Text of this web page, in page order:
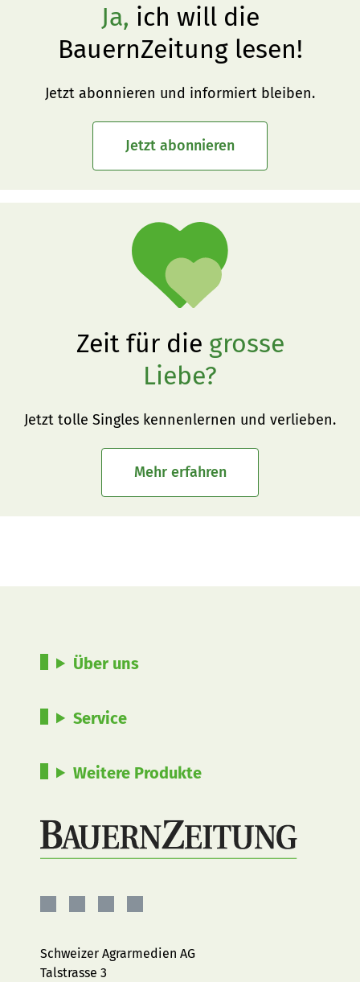
Ja, ich will die
BauernZeitung lesen!
Jetzt abonnieren und informiert bleiben.
Jetzt abonnieren
Zeit für die grosse
Liebe?
Jetzt tolle Singles kennenlernen und verlieben.
Mehr erfahren
Über uns
Service
Weitere Produkte
Facebook
Instagram
YouTubeLinkedIn
Schweizer Agrarmedien AG
Talstrasse 3